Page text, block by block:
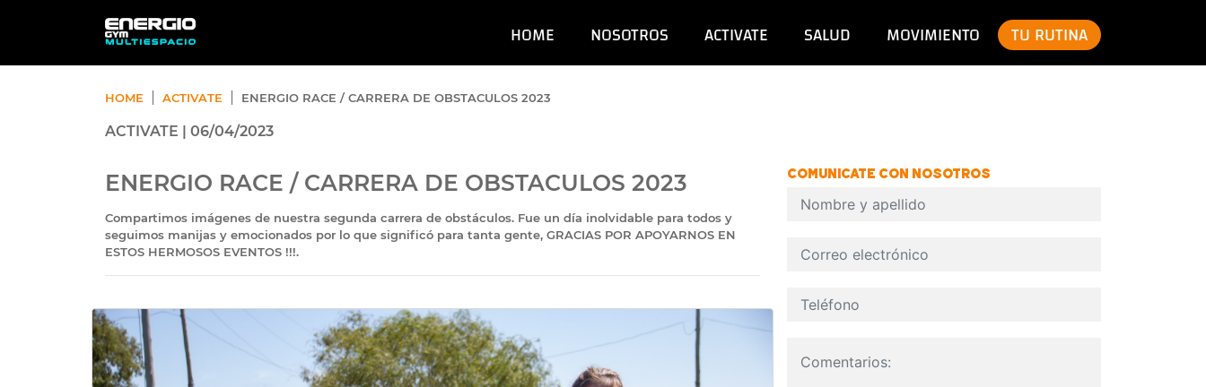
HOME NOSOTROS ACTIVATE SALUD MOVIMIENTO TU RUTINA
HOME ACTIVATE ENERGIO RACE / CARRERA DE OBSTACULOS 2023
ACTIVATE | 06/04/2023
ENERGIO RACE / CARRERA DE OBSTACULOS 2023
​Compartimos imágenes de nuestra segunda carrera de obstáculos. Fue un día inolvidable para todos y
seguimos manijas y emocionados por lo que significó para tanta gente, GRACIAS POR APOYARNOS EN
ESTOS HERMOSOS EVENTOS !!!.
COMUNICATE CON NOSOTROS